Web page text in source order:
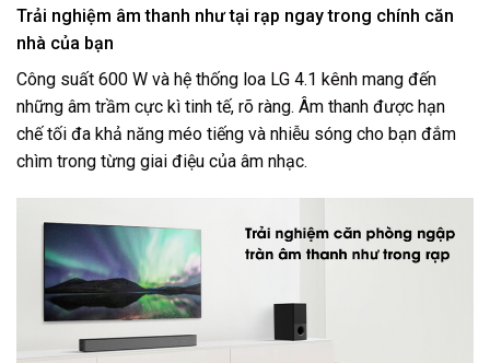
Trải nghiệm âm thanh như tại rạp ngay trong chính căn
nhà của bạn
Công suất 600 W và hệ thống loa LG 4.1 kênh mang đến
những âm trầm cực kì tinh tế, rõ ràng. Âm thanh được hạn
chế tối đa khả năng méo tiếng và nhiễu sóng cho bạn đắm
chìm trong từng giai điệu của âm nhạc.